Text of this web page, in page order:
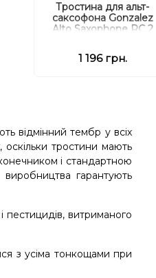
Тростина для альт-
саксофона Gonzalez
Alto Saxophone RC 2
1 196 грн.
відмінний тембр у всіх
оскільки тростини мають
і стандартною
гарантують
пестицидів, витриманого
з усіма тонкощами при